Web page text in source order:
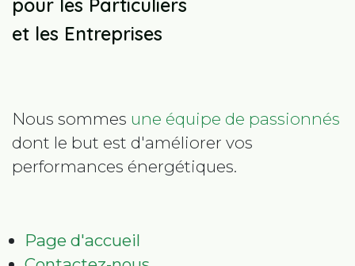
pour les Particuliers
et les Entreprises
Nous sommes une équipe de passionnés
dont le but est d'améliorer vos
performances énergétiques.
Page d'accueil